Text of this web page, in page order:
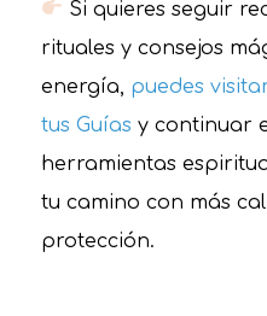
Si quieres seguir
rituales y consejos
energía, puedes
tus Guías y continuar
herramientas
tu camino con más
protección.